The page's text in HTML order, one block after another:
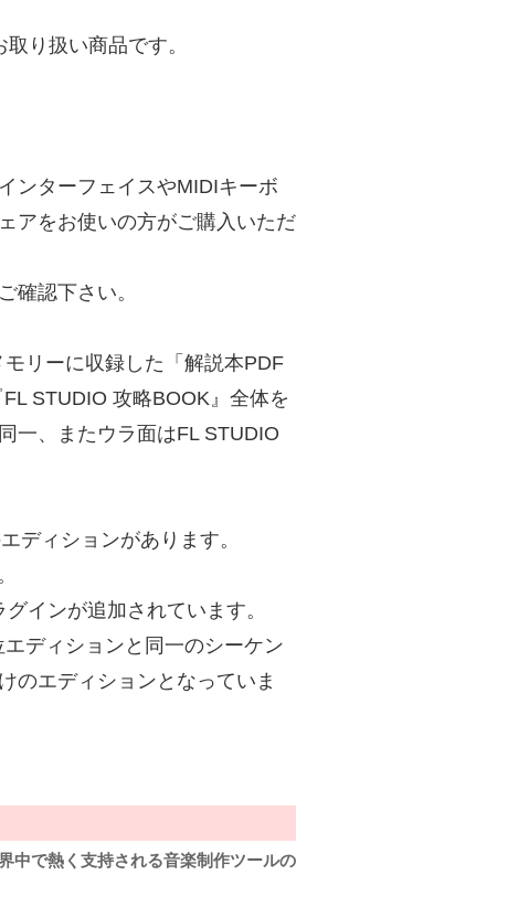
り扱い商品です。
ンターフェイスやMIDIキーボ
アをお使いの方がご購入いただ
確認下さい。
リーに収録した「解説本PDF
STUDIO 攻略BOOK』全体を
一、またウラ面はFL STUDIO
ディションがあります。
インが追加されています。
ディションと同一のシーケン
のエディションとなっていま
中で熱く支持される音楽制作ツールの